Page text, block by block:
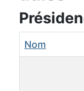
Nom